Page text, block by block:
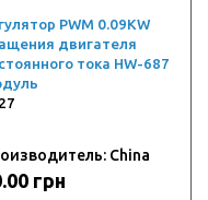
PWM 0.09KW
двигателя
тока HW-687
China
грн